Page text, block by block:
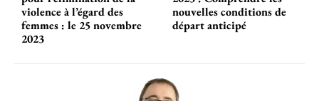
violence à l’égard des
femmes : le 25 novembre
2023
nouvelles conditions de
départ anticipé